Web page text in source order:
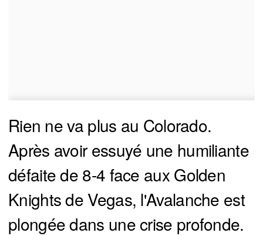
Rien ne va plus au Colorado.
Après avoir essuyé une humiliante
défaite de 8-4 face aux Golden
Knights de Vegas, l'Avalanche est
plongée dans une crise profonde.